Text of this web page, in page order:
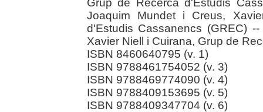
Grup de Recerca d'Estudis
Joaquim Mundet i Creus,
d'Estudis Cassanencs (GREC)
Xavier Niell i Cuirana, Grup de
ISBN 8460640795 (v. 1)
ISBN 9788461754052 (v. 3)
ISBN 9788469774090 (v. 4)
ISBN 9788409153695 (v. 5)
ISBN 9788409347704 (v. 6)